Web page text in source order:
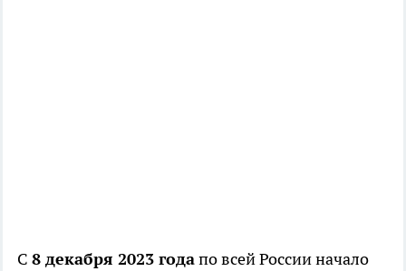
С 8 декабря 2023 годапо всей России начало